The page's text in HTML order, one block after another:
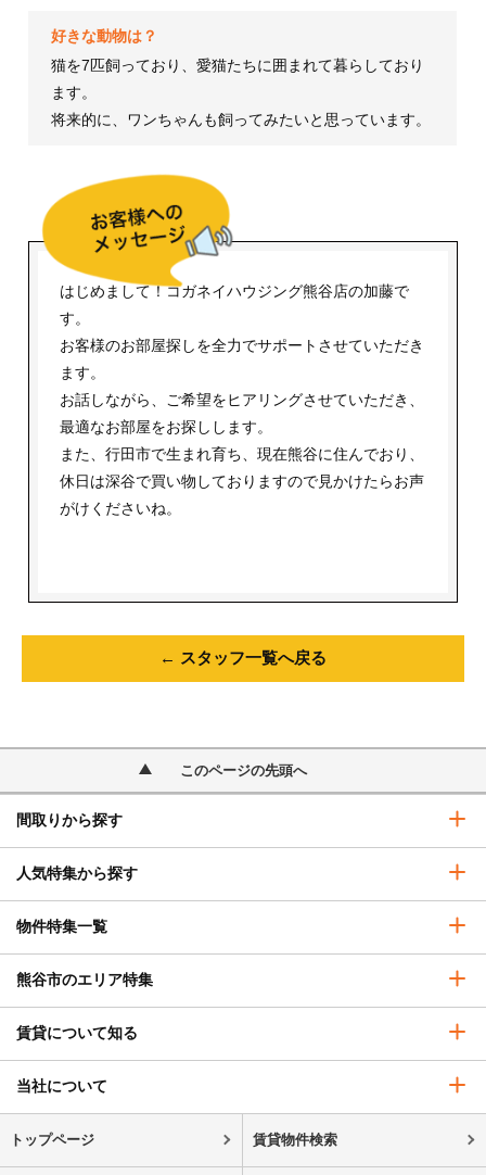
好きな動物は？
猫を7匹飼っており、愛猫たちに囲まれて暮らしており
ます。
将来的に、ワンちゃんも飼ってみたいと思っています。
はじめまして！コガネイハウジング熊谷店の加藤で
す。
お客様のお部屋探しを全力でサポートさせていただき
ます。
お話しながら、ご希望をヒアリングさせていただき、
最適なお部屋をお探しします。
また、行田市で生まれ育ち、現在熊谷に住んでおり、
休日は深谷で買い物しておりますので見かけたらお声
がけくださいね。
← スタッフ一覧へ戻る
このページの先頭へ
間取りから探す
人気特集から探す
物件特集一覧
熊谷市のエリア特集
賃貸について知る
当社について
トップページ 賃貸物件検索